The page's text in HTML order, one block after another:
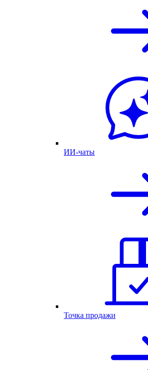
ИИ-чаты
Точка продажи